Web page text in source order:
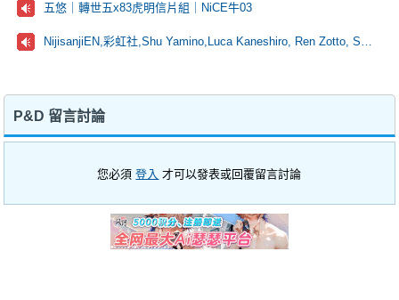
五悠｜轉世五x83虎明信片組｜NiCE牛03
NijisanjiEN,彩虹社,Shu Yamino,Luca Kaneshiro, Ren Zotto, Sonny Brisko, NOVA, にじさんじ
P&D 留言討論
您必須登入 才可以發表或回覆留言討論